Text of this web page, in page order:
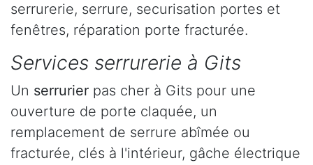
serrurerie, serrure, securisation portes et
fenêtres, réparation porte fracturée.
Services serrurerie à Gits
Un serrurier pas cher à Gits pour une
ouverture de porte claquée, un
remplacement de serrure abîmée ou
fracturée, clés à l'intérieur, gâche électrique